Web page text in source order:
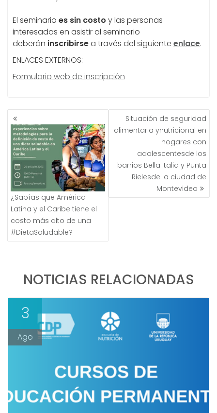
El seminario es sin costo y las personas
interesadas en asistir al seminario
deberán inscribirsea través del siguiente enlace.
ENLACES EXTERNOS:
Formulario web de inscripción
NAVEGACIÓN
DE
ENTRADAS
¿Sabías que América
Latina y el Caribe tiene el
costo más alto de una
#DietaSaludable?
Situación de seguridad
alimentaria ynutricional en
hogares con
adolescentesde los
barrios Bella Italia y Punta
Rielesde la ciudad de
Montevideo
NOTICIAS RELACIONADAS
3
Ago